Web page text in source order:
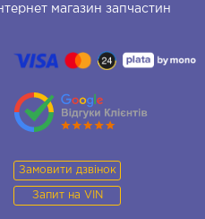
магазин запчастин
Замовити дзвінок
Запит на VIN